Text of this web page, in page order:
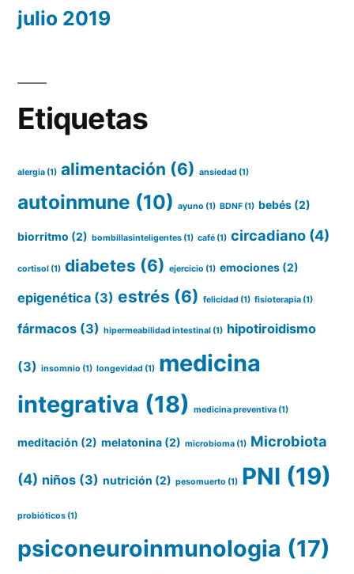
julio 2019
Etiquetas
alergia (1) alimentación (6) ansiedad (1)
autoinmune (10) ayuno (1) BDNF (1) bebés (2)
biorritmo (2) bombillasinteligentes (1) café (1) circadiano (4)
cortisol (1) diabetes (6) ejercicio (1) emociones (2)
epigenética (3) estrés (6) felicidad (1) fisioterapia (1)
fármacos (3) hipermeabilidad intestinal (1) hipotiroidismo
(3) insomnio (1) longevidad (1) medicina
integrativa (18) medicina preventiva (1)
meditación (2) melatonina (2) microbioma (1) Microbiota
(4) niños (3) nutrición (2) pesomuerto (1) PNI (19)
probióticos (1)
psiconeuroinmunologia (17)